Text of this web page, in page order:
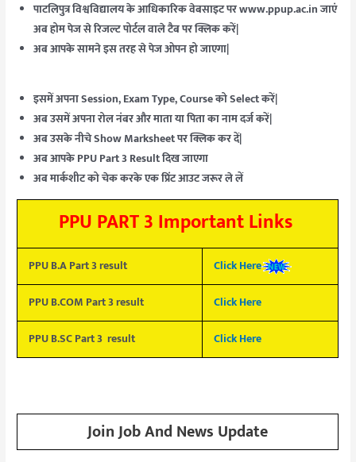
पाटलिपुत्र विश्वविद्यालय के आधिकारिक वेबसाइट पर www.ppup.ac.in जाएं
अब होम पेज से रिजल्ट पोर्टल वाले टैब पर क्लिक करें|
अब आपके सामने इस तरह से पेज ओपन हो जाएगा|
इसमें अपना Session, Exam Type, Course को Select करें|
अब उसमें अपना रोल नंबर और माता या पिता का नाम दर्ज करें|
अब उसके नीचे Show Marksheet पर क्लिक कर दें|
अब आपके PPU Part 3 Result दिख जाएगा
अब मार्कशीट को चेक करके एक प्रिंट आउट जरूर ले लें
PPU PART 3 Important Links
PPU B.A Part 3 result Click Here
PPU B.COM Part 3 result Click Here
PPU B.SC Part 3 result Click Here
Join Job And News Update